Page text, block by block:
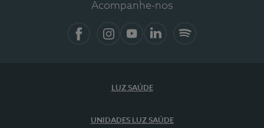
Acompanhe-nos
LUZ SAÚDE
UNIDADES LUZ SAÚDE